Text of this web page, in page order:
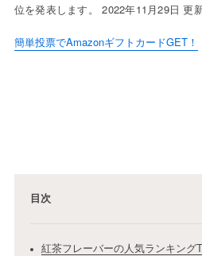
位を発表します。 2022年11月29日 更
簡単投票でAmazonギフトカードGET！
目次
紅茶フレーバーの人気ランキング